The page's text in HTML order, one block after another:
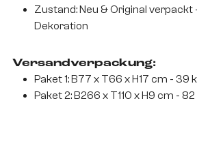
Zustand: Neu & Original verpackt
Dekoration
Versandverpackung:
Paket 1: B77 x T66 x H17 cm - 39
Paket 2: B266 x T110 x H9 cm - 82